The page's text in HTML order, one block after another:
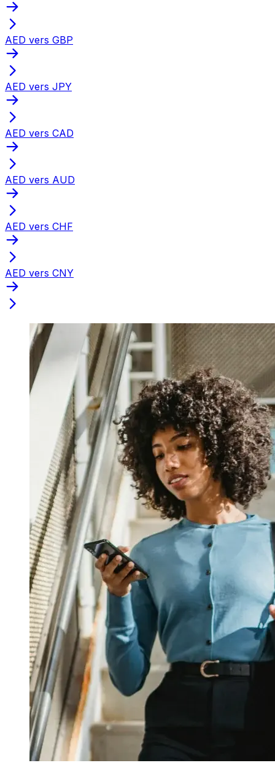
AED vers GBP
AED vers JPY
AED vers CAD
AED vers AUD
AED vers CHF
AED vers CNY